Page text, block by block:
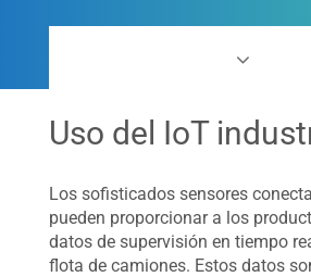
Uso del IoT
Los sofisticados sensores
pueden proporcionar a los
datos de supervisión en tiempo
flota de camiones. Estos datos